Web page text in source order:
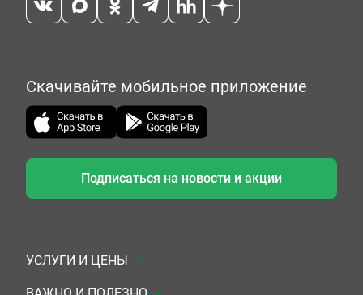
Скачивайте мобильное приложение
Подписаться на новости и акции
УСЛУГИ И ЦЕНЫ